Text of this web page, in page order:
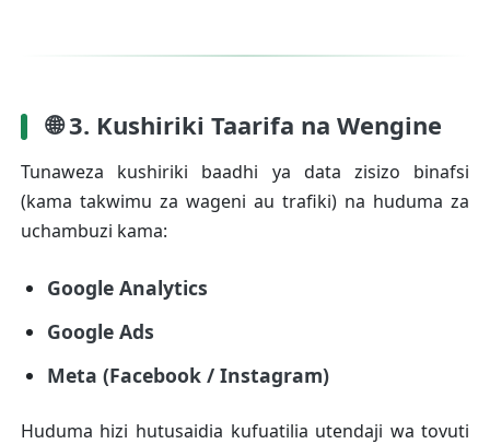
🌐 3. Kushiriki Taarifa na Wengine
Tunaweza kushiriki baadhi ya data zisizo binafsi
(kama takwimu za wageni au trafiki) na huduma za
uchambuzi kama:
Google Analytics
Google Ads
Meta (Facebook / Instagram)
Huduma hizi hutusaidia kufuatilia utendaji wa tovuti